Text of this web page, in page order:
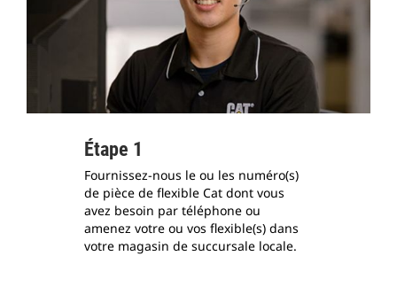
Étape 1
Fournissez-nous le ou les numéro(s)
de pièce de flexible Cat dont vous
avez besoin par téléphone ou
amenez votre ou vos flexible(s) dans
votre magasin de succursale locale.